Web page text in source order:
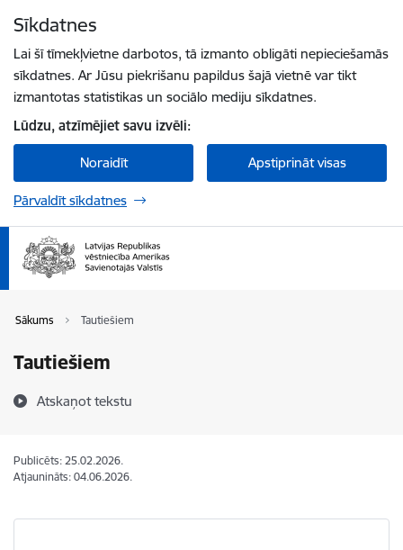
Sīkdatnes
Lai šī tīmekļvietne darbotos, tā izmanto obligāti nepieciešamās
sīkdatnes. Ar Jūsu piekrišanu papildus šajā vietnē var tikt
izmantotas statistikas un sociālo mediju sīkdatnes.
Lūdzu, atzīmējiet savu izvēli:
Noraidīt Apstiprināt visas
Pārvaldīt sīkdatnes
Sākums Tautiešiem
Tautiešiem
Atskaņot tekstu
Publicēts: 25.02.2026.
Atjaunināts: 04.06.2026.